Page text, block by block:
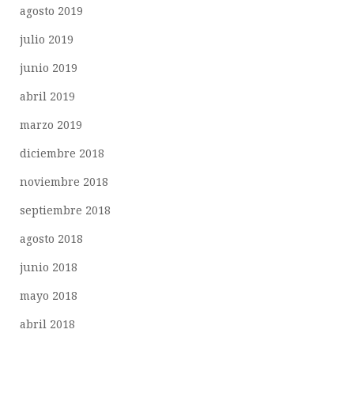
agosto 2019
julio 2019
junio 2019
abril 2019
marzo 2019
diciembre 2018
noviembre 2018
septiembre 2018
agosto 2018
junio 2018
mayo 2018
abril 2018